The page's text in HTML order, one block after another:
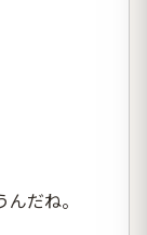
だね。